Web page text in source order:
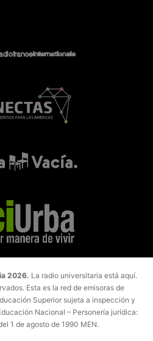
2026. La radio universitaria está aquí.
Esta es la red de emisoras de
Superior sujeta a inspección y
Nacional – Personería jurídica:
1 de agosto de 1990 MEN.